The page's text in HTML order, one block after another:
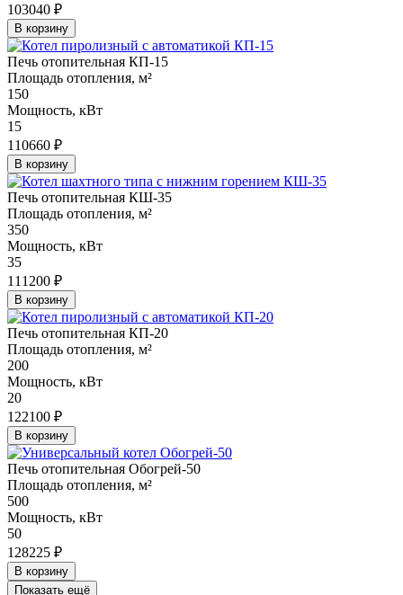
103040 ₽
В корзину
Печь отопительная КП-15
Площадь отопления, м²
150
Мощность, кВт
15
110660 ₽
В корзину
Печь отопительная КШ-35
Площадь отопления, м²
350
Мощность, кВт
35
111200 ₽
В корзину
Печь отопительная КП-20
Площадь отопления, м²
200
Мощность, кВт
20
122100 ₽
В корзину
Печь отопительная Обогрей-50
Площадь отопления, м²
500
Мощность, кВт
50
128225 ₽
В корзину
Показать ещё